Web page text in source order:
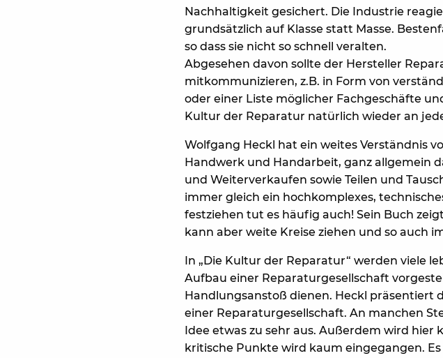
Nachhaltigkeit gesichert. Die Industrie
grundsätzlich auf Klasse statt Masse.
so dass sie nicht so schnell veralten.
Abgesehen davon sollte der Hersteller
mitkommunizieren, z.B. in Form von
oder einer Liste möglicher Fachgeschäfte
Kultur der Reparatur natürlich wieder an
Wolfgang Heckl hat ein weites Verständnis
Handwerk und Handarbeit, ganz allgemein
und Weiterverkaufen sowie Teilen und
immer gleich ein hochkomplexes,
festziehen tut es häufig auch! Sein Buch
kann aber weite Kreise ziehen und so auch
In „Die Kultur der Reparatur“ werden viele
Aufbau einer Reparaturgesellschaft
Handlungsanstoß dienen. Heckl
einer Reparaturgesellschaft. An manchen
Idee etwas zu sehr aus. Außerdem wird
kritische Punkte wird kaum eingegangen.